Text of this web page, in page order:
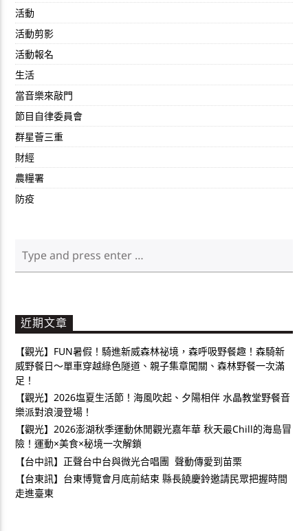
活動
活動剪影
活動報名
生活
當音樂來敲門
節目自律委員會
群星薈三重
財經
農糧署
防疫
近期文章
【觀光】FUN暑假！騎進新威森林祕境，森呼吸野餐趣！森騎新
威野餐日～單車穿越綠色隧道、親子集章闖關、森林野餐一次滿
足！
【觀光】2026塩夏生活節！海風吹起、夕陽相伴 水晶教堂野餐音
樂派對浪漫登場！
【觀光】2026澎湖秋季運動休閒觀光嘉年華 秋天最Chill的海島冒
險！運動×美食×秘境一次解鎖
【台中訊】正聲台中台與微光合唱團 聲動傳愛到苗栗
【台東訊】台東博覽會月底前結束 縣長饒慶鈴邀請民眾把握時間
走進臺東